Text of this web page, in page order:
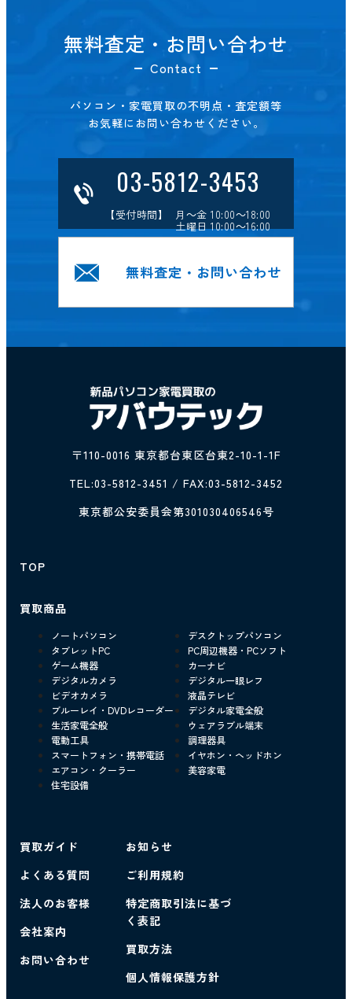
無料査定・お問い合わせ
Contact
パソコン・家電買取の不明点・査定額等
お気軽にお問い合わせください。
03-5812-3453
【受付時間】 月～金 10:00～18:00
土曜日 10:00～16:00
無料査定・お問い合わせ
〒110-0016 東京都台東区台東2-10-1-1F
TEL:03-5812-3451 / FAX:03-5812-3452
東京都公安委員会第301030406546号
TOP
買取商品
ノートパソコン
デスクトップパソコン
タブレットPC
PC周辺機器・PCソフト
ゲーム機器
カーナビ
デジタルカメラ
デジタル一眼レフ
ビデオカメラ
液晶テレビ
ブルーレイ・DVDレコーダー
デジタル家電全般
生活家電全般
ウェアラブル端末
電動工具
調理器具
スマートフォン・携帯電話
イヤホン・ヘッドホン
エアコン・クーラー
美容家電
住宅設備
買取ガイド
よくある質問
法人のお客様
会社案内
お問い合わせ
お知らせ
ご利用規約
特定商取引法に基づ
く表記
買取方法
個人情報保護方針